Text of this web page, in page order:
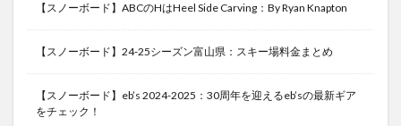
【スノーボード】ABCのHはHeel Side Carving：By Ryan Knapton
【スノーボード】24-25シーズン富山県：スキー場料金まとめ
【スノーボード】eb’s 2024-2025：30周年を迎えるeb’sの最新ギア
をチェック！